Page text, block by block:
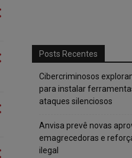
Posts Recentes
Cibercriminosos
para instalar
ataques silenciosos
Anvisa prevê novas
emagrecedoras e
ilegal